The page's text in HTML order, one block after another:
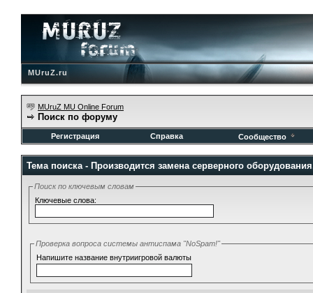
MUruZ.ru
MUruZ MU Online Forum
Поиск по форуму
Регистрация Справка Сообщество
Тема поиска - Производится замена серверного
Поиск по ключевым словам
Ключевые слова:
Проверка вопроса системы антиспама "NoSpam!"
Напишите название внутриигровой валюты